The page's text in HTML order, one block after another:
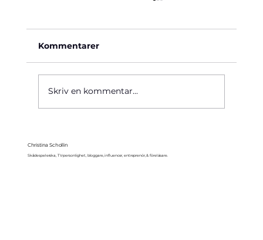
Kommentarer
Skriv en kommentar...
Christina Schollin
Skådespelerska, TV-personlighet, bloggare, influencer, entreprenör, & föreläsare.